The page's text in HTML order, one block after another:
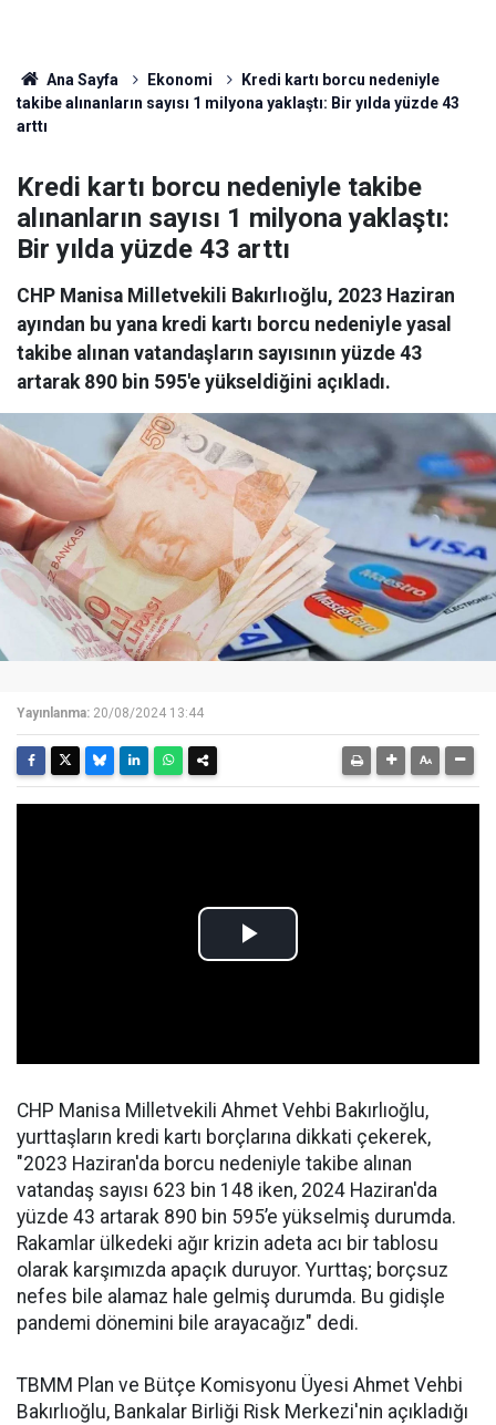
Ana Sayfa Ekonomi
Kredi kartı borcu nedeniyle
takibe alınanların sayısı 1 milyona yaklaştı: Bir yılda yüzde 43
arttı
Kredi kartı borcu nedeniyle takibe
alınanların sayısı 1 milyona yaklaştı:
Bir yılda yüzde 43 arttı
CHP Manisa Milletvekili Bakırlıoğlu, 2023 Haziran
ayından bu yana kredi kartı borcu nedeniyle yasal
takibe alınan vatandaşların sayısının yüzde 43
artarak 890 bin 595'e yükseldiğini açıkladı.
Yayınlanma: 20/08/2024 13:44
CHP Manisa Milletvekili Ahmet Vehbi Bakırlıoğlu,
yurttaşların kredi kartı borçlarına dikkati çekerek,
"2023 Haziran'da borcu nedeniyle takibe alınan
vatandaş sayısı 623 bin 148 iken, 2024 Haziran'da
yüzde 43 artarak 890 bin 595’e yükselmiş durumda.
Rakamlar ülkedeki ağır krizin adeta acı bir tablosu
olarak karşımızda apaçık duruyor. Yurttaş; borçsuz
nefes bile alamaz hale gelmiş durumda. Bu gidişle
pandemi dönemini bile arayacağız" dedi.
TBMM Plan ve Bütçe Komisyonu Üyesi Ahmet Vehbi
Bakırlıoğlu, Bankalar Birliği Risk Merkezi'nin açıkladığı